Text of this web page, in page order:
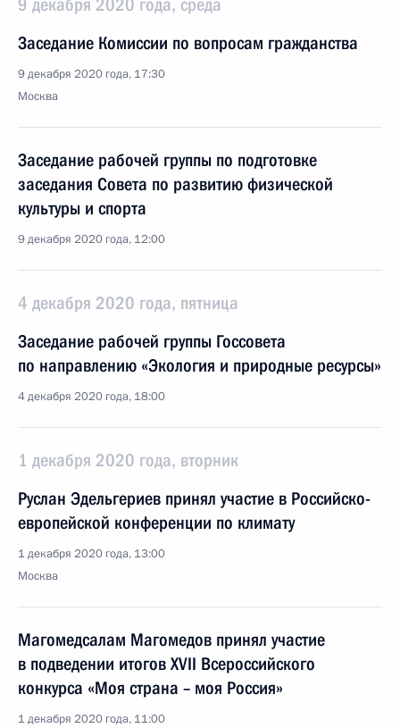
9 декабря 2020 года, среда
Заседание Комиссии по вопросам гражданства
9 декабря 2020 года, 17:30
Москва
Заседание рабочей группы по подготовке
заседания Совета по развитию физической
культуры и спорта
9 декабря 2020 года, 12:00
4 декабря 2020 года, пятница
Заседание рабочей группы Госсовета
по направлению «Экология и природные ресурсы»
4 декабря 2020 года, 18:00
1 декабря 2020 года, вторник
Руслан Эдельгериев принял участие в Российско-
европейской конференции по климату
1 декабря 2020 года, 13:00
Москва
Магомедсалам Магомедов принял участие
в подведении итогов XVII Всероссийского
конкурса «Моя страна – моя Россия»
1 декабря 2020 года, 11:00